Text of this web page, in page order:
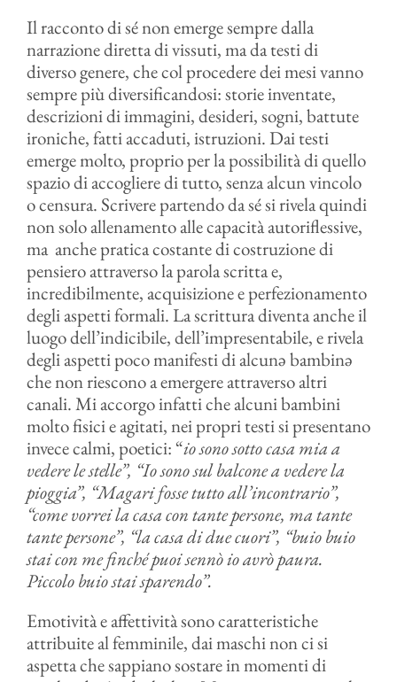
Il racconto di sé non emerge sempre dalla
narrazione diretta di vissuti, ma da testi di
diverso genere, che col procedere dei mesi vanno
sempre più diversificandosi: storie inventate,
descrizioni di immagini, desideri, sogni, battute
ironiche, fatti accaduti, istruzioni. Dai testi
emerge molto, proprio per la possibilità di quello
spazio di accogliere di tutto, senza alcun vincolo
o censura. Scrivere partendo da sé si rivela quindi
non solo allenamento alle capacità autoriflessive,
ma anche pratica costante di costruzione di
pensiero attraverso la parola scritta e,
incredibilmente, acquisizione e perfezionamento
degli aspetti formali. La scrittura diventa anche il
luogo dell’indicibile, dell’impresentabile, e rivela
degli aspetti poco manifesti di alcunə bambinə
che non riescono a emergere attraverso altri
canali. Mi accorgo infatti che alcuni bambini
molto fisici e agitati, nei propri testi si presentano
invece calmi, poetici: “io sono sotto casa mia a
vedere le stelle”, “Io sono sul balcone a vedere la
pioggia”, “Magari fosse tutto all’incontrario”,
“come vorrei la casa con tante persone, ma tante
tante persone”, “la casa di due cuori”, “buio buio
stai con me finché puoi sennò io avrò paura.
Piccolo buio stai sparendo”.
Emotività e affettività sono caratteristiche
attribuite al femminile, dai maschi non ci si
aspetta che sappiano sostare in momenti di